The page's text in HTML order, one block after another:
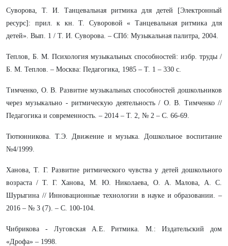
Суворова, Т. И. Танцевальная ритмика для детей [Электронный
ресурс]: прил. к кн. Т. Суворовой « Танцевальная ритмика для
детей». Вып. 1 / Т. И. Суворова. – СПб: Музыкальная палитра, 2004.
Теплов, Б. М. Психология музыкальных способностей: избр. труды /
Б. М. Теплов. – Москва: Педагогика, 1985 – Т. 1 – 330 с.
Тимченко, О. В. Развитие музыкальных способностей дошкольников
через музыкально - ритмическую деятельность / О. В. Тимченко //
Педагогика и современность. – 2014 – Т. 2, № 2 – С. 66-69.
Тютюнникова. Т.Э. Движение и музыка. Дошкольное воспитание
№4/1999.
Ханова, Т. Г. Развитие ритмического чувства у детей дошкольного
возраста / Т. Г. Ханова, М. Ю. Николаева, О. А. Малова, А. С.
Шурыгина // Инновационные технологии в науке и образовании. –
2016 – № 3 (7). – С. 100-104.
Чибрикова - Луговская А.Е. Ритмика. М.: Издательский дом
«Дрофа» – 1998.